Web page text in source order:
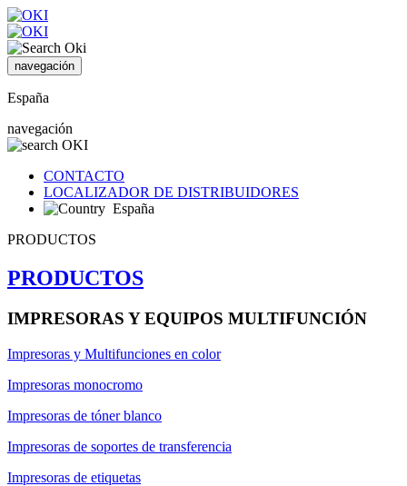
navegación
España
navegación
CONTACTO
LOCALIZADOR DE DISTRIBUIDORES
España
PRODUCTOS
PRODUCTOS
IMPRESORAS Y EQUIPOS MULTIFUNCIÓN
Impresoras y Multifunciones en color
Impresoras monocromo
Impresoras de tóner blanco
Impresoras de soportes de transferencia
Impresoras de etiquetas